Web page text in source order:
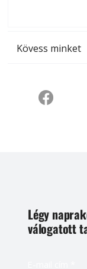
Kövess minket
Légy
válogatott